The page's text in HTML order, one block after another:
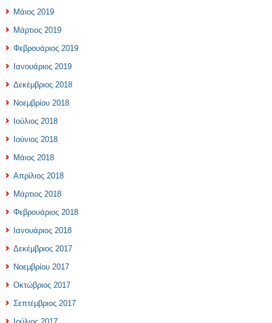
Μάιος 2019
Μάρτιος 2019
Φεβρουάριος 2019
Ιανουάριος 2019
Δεκέμβριος 2018
Νοεμβρίου 2018
Ιούλιος 2018
Ιούνιος 2018
Μάιος 2018
Απρίλιος 2018
Μάρτιος 2018
Φεβρουάριος 2018
Ιανουάριος 2018
Δεκέμβριος 2017
Νοεμβρίου 2017
Οκτώβριος 2017
Σεπτέμβριος 2017